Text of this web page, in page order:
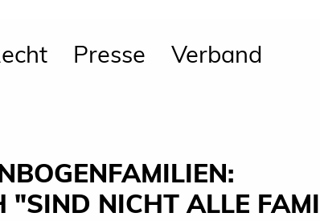
Presse Verband
"SIND NICHT ALLE